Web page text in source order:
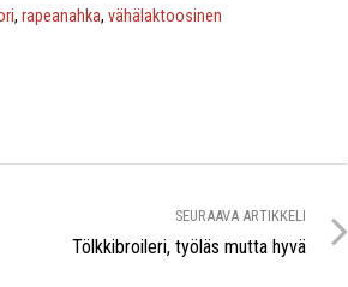
,rapeanahka,vähälaktoosinen
SEURAAVA ARTIKKELI
Tölkkibroileri, työläs mutta hyvä